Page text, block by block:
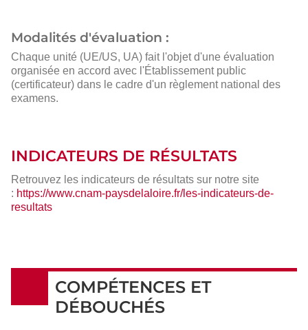
Modalités d'évaluation :
Chaque unité (UE/US, UA) fait l'objet d'une évaluation
organisée en accord avec l'Établissement public
(certificateur) dans le cadre d'un règlement national des
examens.
INDICATEURS DE RÉSULTATS
Retrouvez les indicateurs de résultats sur notre site
: https://www.cnam-paysdelaloire.fr/les-indicateurs-de-
resultats
COMPÉTENCES ET
DÉBOUCHÉS